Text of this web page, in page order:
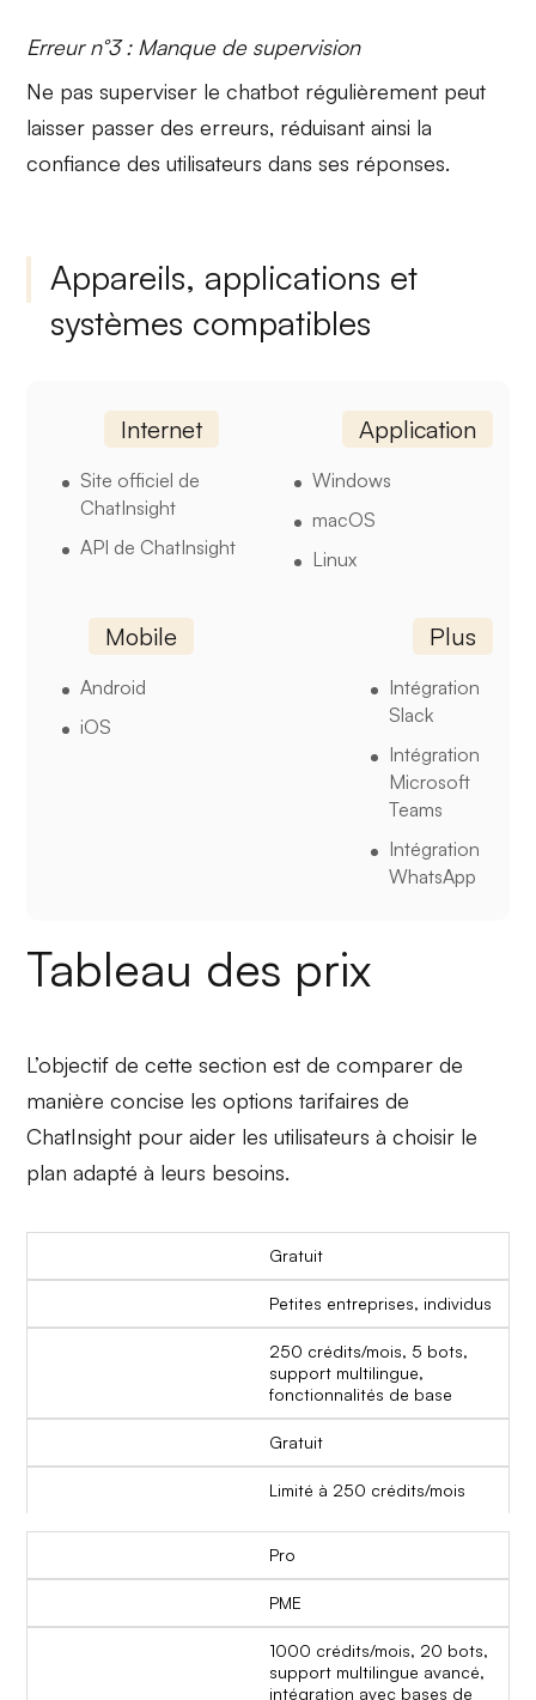
Erreur n°3 : Manque de supervision
Ne pas superviser le chatbot régulièrement peut
laisser passer des erreurs, réduisant ainsi la
confiance des utilisateurs dans ses réponses.
Appareils, applications et
systèmes compatibles
Internet
Site officiel de
ChatInsight
API de ChatInsight
Application
Windows
macOS
Linux
Mobile
Android
iOS
Plus
Intégration
Slack
Intégration
Microsoft
Teams
Intégration
WhatsApp
Tableau des prix
L’objectif de cette section est de comparer de
manière concise les options tarifaires de
ChatInsight pour aider les utilisateurs à choisir le
plan adapté à leurs besoins.
Gratuit
Petites entreprises, individus
250 crédits/mois, 5 bots,
support multilingue,
fonctionnalités de base
Gratuit
Limité à 250 crédits/mois
Pro
PME
1000 crédits/mois, 20 bots,
support multilingue avancé,
intégration avec bases de